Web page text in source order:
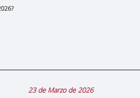
23 de Marzo de 2026